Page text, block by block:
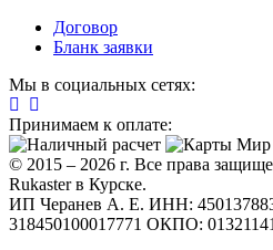
Договор
Бланк заявки
Мы в социальных сетях:
Принимаем к оплате:
© 2015 – 2026 г. Все права
Rukaster в Курске.
ИП Черанев А. Е. ИНН:
318450100017771 ОКПО: